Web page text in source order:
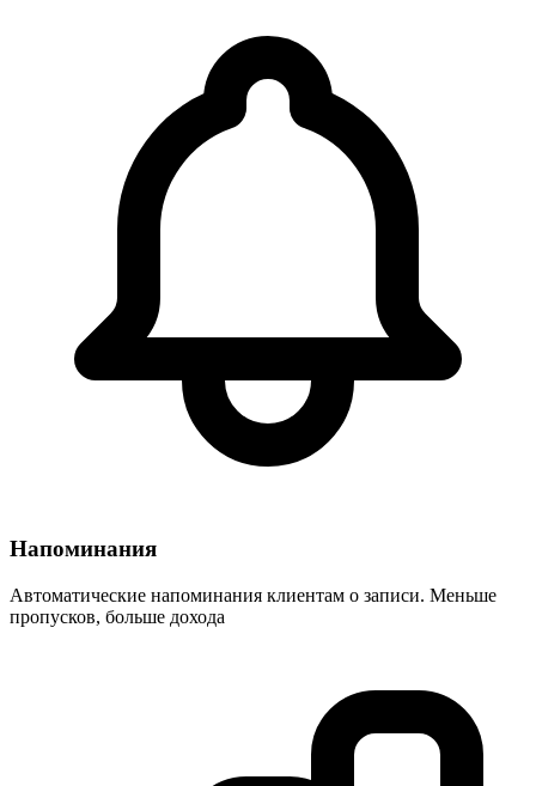
Напоминания
Автоматические напоминания клиентам о записи. Меньше
пропусков, больше дохода